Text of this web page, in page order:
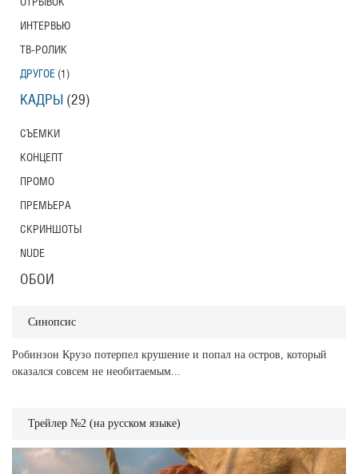
Синопсис
Робинзон Крузо потерпел крушение и попал на остров, который
оказался совсем не необитаемым...
Трейлер №2 (на русском языке)
ИНТЕРВЬЮ
ТВ-РОЛИК
ДРУГОЕ (1)
КАДРЫ (29)
СЪЕМКИ
КОНЦЕПТ
ПРОМО
ПРЕМЬЕРА
СКРИНШОТЫ
NUDE
ОБОИ